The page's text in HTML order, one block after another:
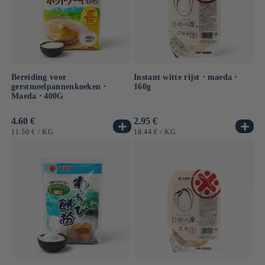
zoals GABA-rijst.
Bereiding voor
gerstmeelpannenkoeken ⋅
Maeda ⋅ 400G
Normale
prijs
4.60 €
EENHEIDSPRIJS
11.50 € / PER
KG
Instant witte rijst ⋅ maeda ⋅
160g
Normale
prijs
2.95 €
EENHEIDSPRIJS
18.44 € / PER
KG